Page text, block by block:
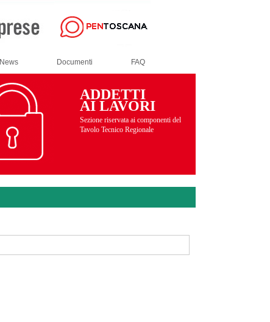
News Documenti FAQ
ADDETTI
AI LAVORI
Sezione riservata ai componenti del
Tavolo Tecnico Regionale